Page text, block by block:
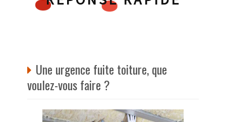
Une urgence fuite toiture, que
voulez-vous faire ?